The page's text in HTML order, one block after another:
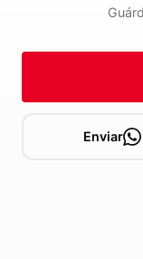
Enviar